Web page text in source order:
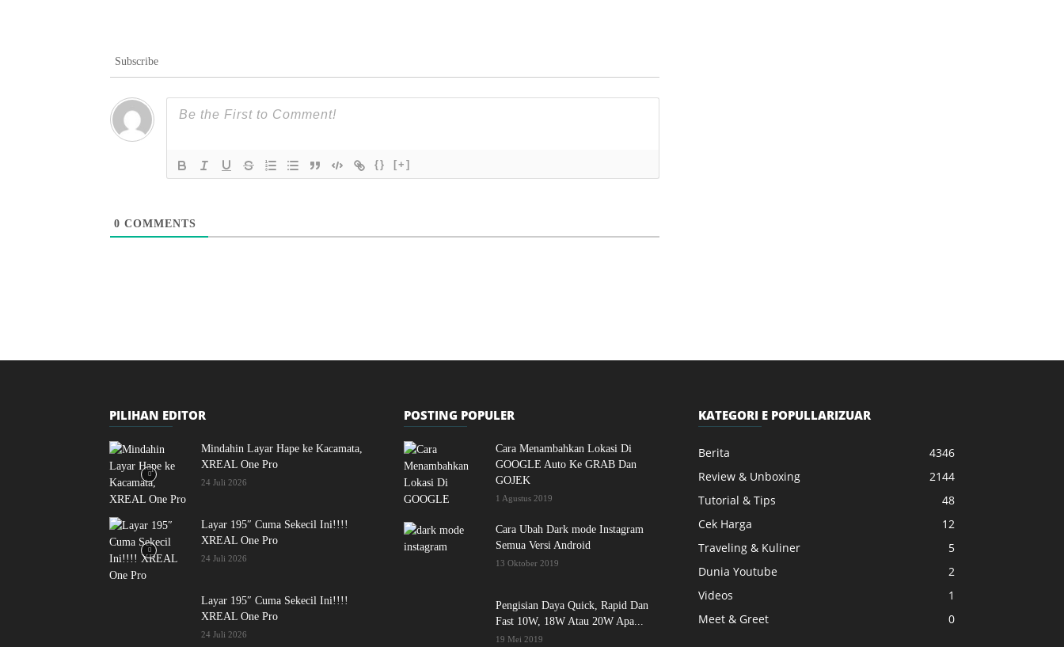
Subscribe
{} [+]
0 COMMENTS
PILIHAN EDITOR
Mindahin Layar Hape ke Kacamata,
XREAL One Pro
24 Juli 2026
Layar 195″ Cuma Sekecil Ini!!!!
XREAL One Pro
24 Juli 2026
Layar 195″ Cuma Sekecil Ini!!!!
XREAL One Pro
24 Juli 2026
POSTING POPULER
Cara Menambahkan Lokasi Di
GOOGLE Auto Ke GRAB Dan
GOJEK
1 Agustus 2019
Cara Ubah Dark mode Instagram
Semua Versi Android
13 Oktober 2019
Pengisian Daya Quick, Rapid Dan
Fast 10W, 18W Atau 20W Apa...
19 Mei 2019
KATEGORI E POPULLARIZUAR
Berita
4346
Review & Unboxing
2144
Tutorial & Tips
48
Cek Harga
12
Traveling & Kuliner
5
Dunia Youtube
2
Videos
1
Meet & Greet
0